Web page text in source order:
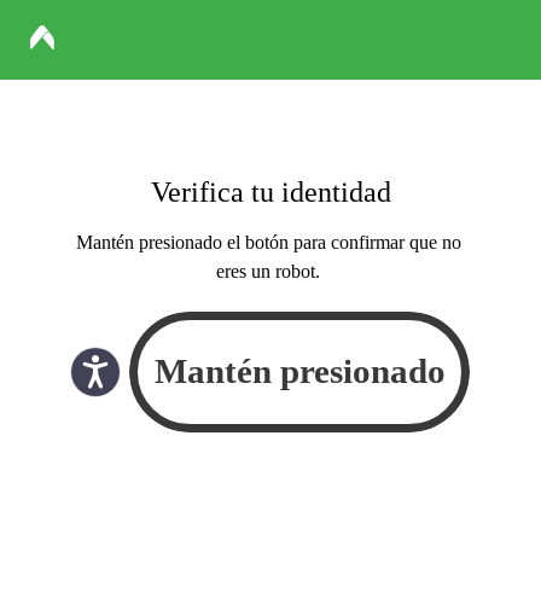
Verifica tu identidad
Mantén presionado el botón para confirmar que no
eres un robot.